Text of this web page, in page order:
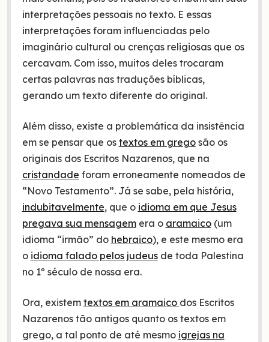
interpretações pessoais no texto. E essas
interpretações foram influenciadas pelo
imaginário cultural ou crenças religiosas que os
cercavam. Com isso, muitos deles trocaram
certas palavras nas traduções bíblicas,
gerando um texto diferente do original.
Além disso, existe a problemática da insistência
em se pensar que os textos em gregosão os
originais dos Escritos Nazarenos, que na
cristandade foram erroneamente nomeados de
“Novo Testamento”. Já se sabe, pela história,
indubitavelmente, que o idioma em que Jesus
pregava sua mensagemera o aramaico(um
idioma “irmão” do hebraico), e este mesmo era
o idioma falado pelos judeusde toda Palestina
no 1º século de nossa era.
Ora, existem textos em aramaico dos Escritos
Nazarenos tão antigos quanto os textos em
grego, a tal ponto de até mesmo igrejas na